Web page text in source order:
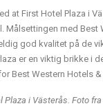
at First Hotel Plaza i
Målsettingen med Best
god kvalitet på de
er en viktig brikke i
Best Western Hotels
Plaza i Västerås. Foto